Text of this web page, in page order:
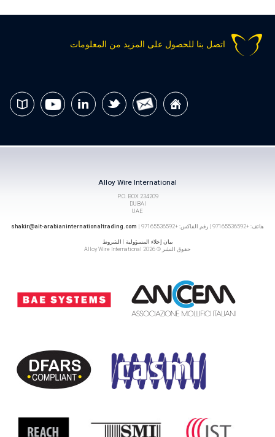
اتصل بنا للحصول على المزيد من المعلومات
Alloy Wire International
P.O. BOX 234209
DUBAI
UAE
هاتف: +97165536592 | رقم الفاكس: +97165536592 | shakir@ait-arabianinternationaltrading.com
بيان إخلاء المسؤولية | الشروط
حقوق النشر © 2026 Alloy Wire International